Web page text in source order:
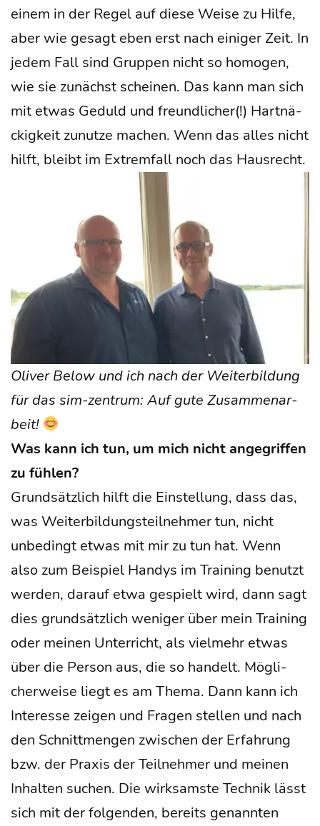
einem in der Regel auf die­se Wei­se zu Hil­fe,
aber wie gesagt eben erst nach eini­ger Zeit. In
jedem Fall sind Grup­pen nicht so homo­gen,
wie sie zunächst schei­nen. Das kann man sich
mit etwas Geduld und freund­li­cher(!) Hart­nä­
ckig­keit zunut­ze machen. Wenn das alles nicht
hilft, bleibt im Extrem­fall noch das Hausrecht.
Oli­ver Below und ich nach der Wei­ter­bil­dung
für das sim-zen­trum: Auf gute Zusam­men­ar­
beit!
Was kann ich tun, um mich nicht ange­grif­fen
zu fühlen?
Grund­sätz­lich hilft die Ein­stel­lung, dass das,
was Wei­ter­bil­dungs­teil­neh­mer tun, nicht
unbe­dingt etwas mit mir zu tun hat. Wenn
also zum Bei­spiel Han­dys im Trai­ning benutzt
wer­den, dar­auf etwa gespielt wird, dann sagt
dies grund­sätz­lich weni­ger über mein Trai­ning
oder mei­nen Unter­richt, als viel­mehr etwas
über die Per­son aus, die so han­delt. Mög­li­
cher­wei­se liegt es am The­ma. Dann kann ich
Inter­es­se zei­gen und Fra­gen stel­len und nach
den Schnitt­men­gen zwi­schen der Erfah­rung
bzw. der Pra­xis der Teil­neh­mer und mei­nen
Inhal­ten suchen. Die wirk­sams­te Tech­nik lässt
sich mit der fol­gen­den, bereits genann­ten